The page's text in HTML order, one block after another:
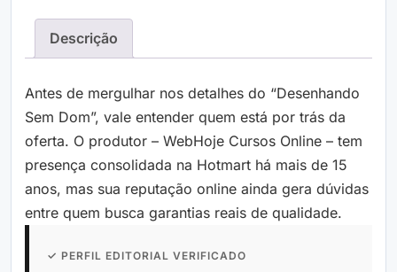
Descrição
Antes de mergulhar nos detalhes do “Desenhando
Sem Dom”, vale entender quem está por trás da
oferta. O produtor – WebHoje Cursos Online – tem
presença consolidada na Hotmart há mais de 15
anos, mas sua reputação online ainda gera dúvidas
entre quem busca garantias reais de qualidade.
✓ PERFIL EDITORIAL VERIFICADO